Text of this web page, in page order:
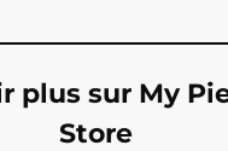
plus sur My
Store